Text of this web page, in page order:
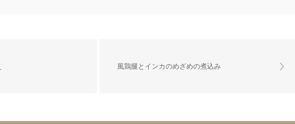
風鶏腿とインカのめざめの煮込み